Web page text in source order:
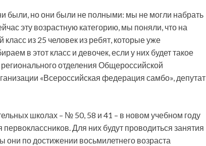
были, но они были не полными: мы не могли набрать
эту возрастную категорию, мы поняли, что на
из 25 человек из ребят, которые уже
в этот класс и девочек, если у них будет такое
отделения Общероссийской
«Всероссийская федерация самбо», депутат
школах – № 50, 58 и 41 – в новом учебном году
Для них будут проводиться занятия
они по достижении восьмилетнего возраста